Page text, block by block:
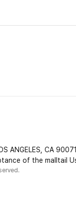
ANGELES, CA
of the malltail